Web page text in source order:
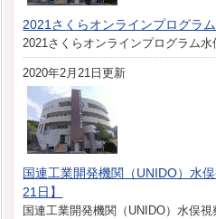
2021さくらオンラインプログラ
2021さくらオンラインプログラム水
2020年2月21日更新
国連工業開発機関（UNIDO）水
21日】
国連工業開発機関（UNIDO）水俣